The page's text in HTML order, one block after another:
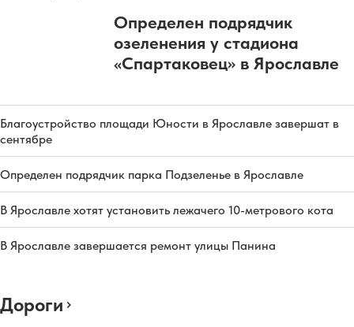
Определен подрядчик
озеленения у стадиона
«Спартаковец» в Ярославле
Благоустройство площади Юности в Ярославле завершат в
сентябре
Определен подрядчик парка Подзеленье в Ярославле
В Ярославле хотят установить лежачего 10-метрового кота
В Ярославле завершается ремонт улицы Панина
Дороги